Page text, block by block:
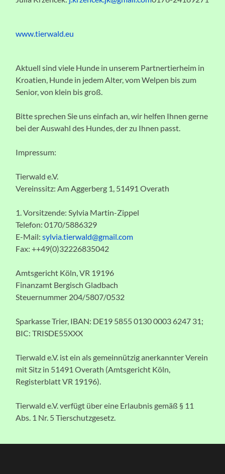
www.tierwald.eu
Aktuell sind viele Hunde in unserem Partnertierheim in
Kroatien, Hunde in jedem Alter, vom Welpen bis zum
Senior, von klein bis groß.
Bitte sprechen Sie uns einfach an, wir helfen Ihnen gerne
bei der Auswahl des Hundes, der zu Ihnen passt.
Impressum:
Tierwald e.V.
Vereinssitz: Am Aggerberg 1, 51491 Overath
1. Vorsitzende: Sylvia Martin-Zippel
Telefon: 0170/5886329
E-Mail:sylvia.tierwald@gmail.com
Fax: ++49(0)32226835042
Amtsgericht Köln, VR 19196
Finanzamt Bergisch Gladbach
Steuernummer 204/5807/0532
Sparkasse Trier, IBAN: DE19 5855 0130 0003 6247 31;
BIC: TRISDE55XXX
Tierwald e.V. ist ein als gemeinnützig anerkannter Verein
mit Sitz in 51491 Overath (Amtsgericht Köln,
Registerblatt VR 19196).
Tierwald e.V. verfügt über eine Erlaubnis gemäß § 11
Abs. 1 Nr. 5 Tierschutzgesetz.